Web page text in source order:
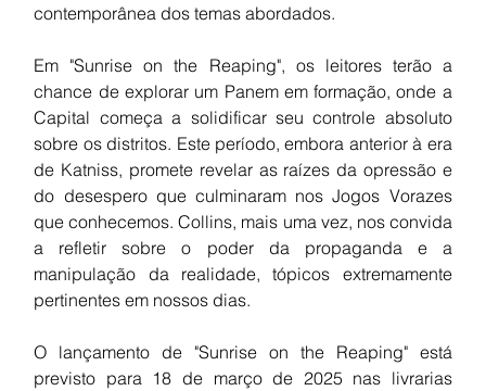
contemporânea dos temas abordados.
Em "Sunrise on the Reaping", os leitores terão a
chance de explorar um Panem em formação, onde a
Capital começa a solidificar seu controle absoluto
sobre os distritos. Este período, embora anterior à era
de Katniss, promete revelar as raízes da opressão e
do desespero que culminaram nos Jogos Vorazes
que conhecemos. Collins, mais uma vez, nos convida
a refletir sobre o poder da propaganda e a
manipulação da realidade, tópicos extremamente
pertinentes em nossos dias.
O lançamento de "Sunrise on the Reaping" está
previsto para 18 de março de 2025 nas livrarias